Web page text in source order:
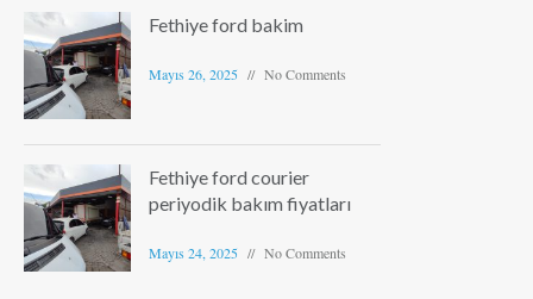
Fethiye ford bakim
Mayıs 26, 2025 No Comments
Fethiye ford courier
periyodik bakım fiyatları
Mayıs 24, 2025 No Comments